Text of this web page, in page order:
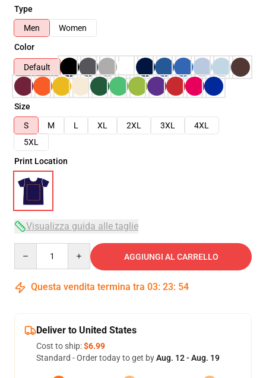
Type
Men
Women
Color
Default
Size
S
M L XL 2XL 3XL
4XL
5XL
Print Location
Visualizza guida alle taglie
AGGIUNGI AL CARRELLO
Questa vendita termina tra 03: 23: 53
Deliver to United States
Cost to ship:$6.99
Standard - Order today to get byAug. 12 - Aug. 19